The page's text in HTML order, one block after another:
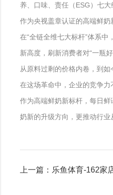
养、口味、责任（ESG）七
作为央视盖章认证的高端鲜
在“全链全维七大标杆”体系
新高度，刷新消费者对“一瓶好
从原料过剩的价格内卷，到
在这场革命中，企业的竞争
作为高端鲜奶新标杆，每日
奶新的升级方向，更推动行
上一篇：乐鱼体育-162